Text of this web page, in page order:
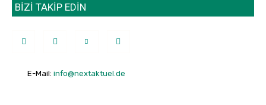
BİZİ TAKİP EDİN
E-Mail: info@nextaktuel.de